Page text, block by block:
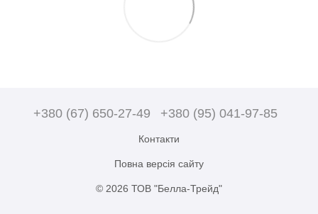
+380 (67) 650-27-49 +380 (95) 041-97-85
Контакти
Повна версія сайту
© 2026 ТОВ "Белла-Трейд"